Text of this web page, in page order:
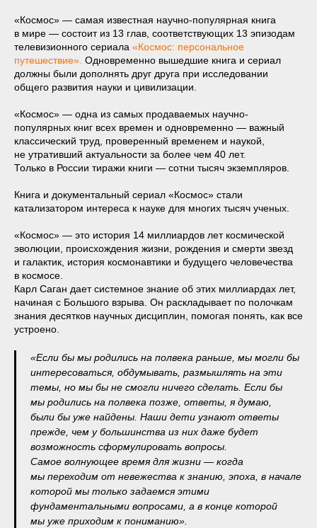
«Космос» — самая известная научно-популярная книга
в мире — состоит из 13 глав, соответствующих 13 эпизодам
телевизионного сериала «Космос: персональное
путешествие». Одновременно вышедшие книга и сериал
должны были дополнять друг друга при исследовании
общего развития науки и цивилизации.
«Космос» — одна из самых продаваемых научно-
популярных книг всех времен и одновременно — важный
классический труд, проверенный временем и наукой,
не утративший актуальности за более чем 40 лет.
Только в России тиражи книги — сотни тысяч экземпляров.
Книга и документальный сериал «Космос» стали
катализатором интереса к науке для многих тысяч ученых.
«Космос» — это история 14 миллиардов лет космической
эволюции, происхождения жизни, рождения и смерти звезд
и галактик, история космонавтики и будущего человечества
в космосе.
Карл Саган дает системное знание об этих миллиардах лет,
начиная с Большого взрыва. Он раскладывает по полочкам
знания десятков научных дисциплин, помогая понять, как все
устроено.
«Если бы мы родились на полвека раньше, мы могли бы
интересоваться, обдумывать, размышлять на эти
темы, но мы бы не смогли ничего сделать. Если бы
мы родились на полвека позже, ответы, я думаю,
были бы уже найдены. Наши дети узнают ответы
прежде, чем у большинства из них даже будет
возможность сформулировать вопросы.
Самое волнующее время для жизни — когда
мы переходим от невежества к знанию, эпоха, в начале
которой мы только задаемся этими
фундаментальными вопросами, а в конце которой
мы уже приходим к пониманию».